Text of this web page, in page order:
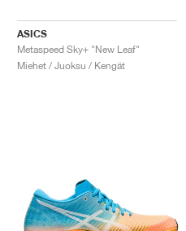
ASICS
Metaspeed Sky+ "New Leaf"
Miehet / Juoksu / Kengät